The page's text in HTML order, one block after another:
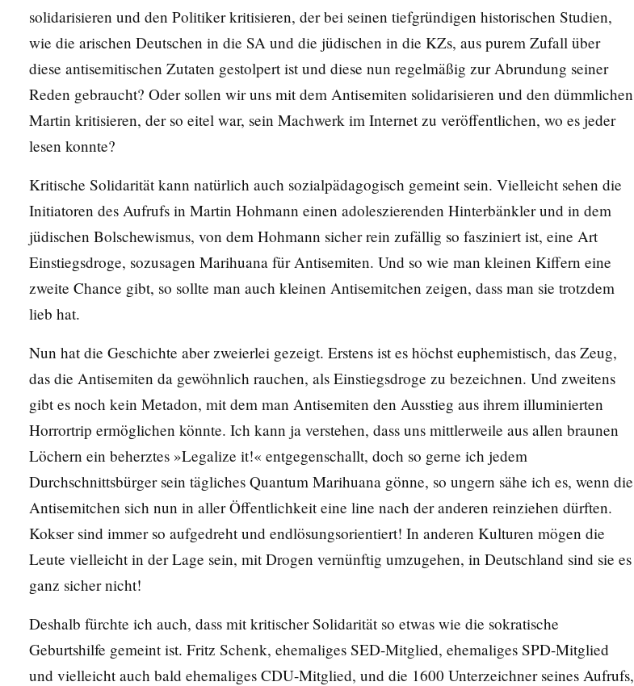
solidarisieren und den Politiker kritisieren, der bei seinen tiefgründigen historischen Studien,
wie die arischen Deutschen in die SA und die jüdischen in die KZs, aus purem Zufall über
diese antisemitischen Zutaten gestolpert ist und diese nun regelmäßig zur Abrundung seiner
Reden gebraucht? Oder sollen wir uns mit dem Antisemiten solidarisieren und den dümmlichen
Martin kritisieren, der so eitel war, sein Machwerk im Internet zu veröffentlichen, wo es jeder
lesen konnte?
Kritische Solidarität kann natürlich auch sozialpädagogisch gemeint sein. Vielleicht sehen die
Initiatoren des Aufrufs in Martin Hohmann einen adoleszierenden Hinterbänkler und in dem
jüdischen Bolschewismus, von dem Hohmann sicher rein zufällig so fasziniert ist, eine Art
Einstiegsdroge, sozusagen Marihuana für Antisemiten. Und so wie man kleinen Kiffern eine
zweite Chance gibt, so sollte man auch kleinen Antisemitchen zeigen, dass man sie trotzdem
lieb hat.
Nun hat die Geschichte aber zweierlei gezeigt. Erstens ist es höchst euphemistisch, das Zeug,
das die Antisemiten da gewöhnlich rauchen, als Einstiegsdroge zu bezeichnen. Und zweitens
gibt es noch kein Metadon, mit dem man Antisemiten den Ausstieg aus ihrem illuminierten
Horrortrip ermöglichen könnte. Ich kann ja verstehen, dass uns mittlerweile aus allen braunen
Löchern ein beherztes »Legalize it!« entgegenschallt, doch so gerne ich jedem
Durchschnittsbürger sein tägliches Quantum Marihuana gönne, so ungern sähe ich es, wenn die
Antisemitchen sich nun in aller Öffentlichkeit eine line nach der anderen reinziehen dürften.
Kokser sind immer so aufgedreht und endlösungsorientiert! In anderen Kulturen mögen die
Leute vielleicht in der Lage sein, mit Drogen vernünftig umzugehen, in Deutschland sind sie es
ganz sicher nicht!
Deshalb fürchte ich auch, dass mit kritischer Solidarität so etwas wie die sokratische
Geburtshilfe gemeint ist. Fritz Schenk, ehemaliges SED-Mitglied, ehemaliges SPD-Mitglied
und vielleicht auch bald ehemaliges CDU-Mitglied, und die 1600 Unterzeichner seines Aufrufs,